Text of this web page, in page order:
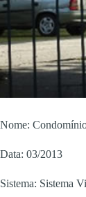
Nome:
Data: 03/2013
Sistema: Sistema